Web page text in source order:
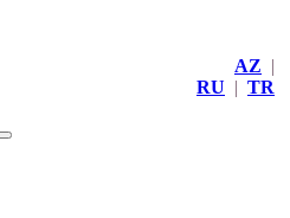
AZ |
RU | TR